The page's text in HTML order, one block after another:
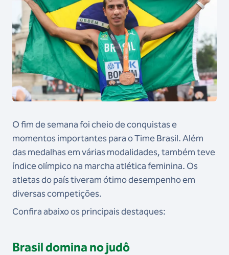
O fim de semana foi cheio de conquistas e
momentos importantes para o Time Brasil. Além
das medalhas em várias modalidades, também teve
índice olímpico na marcha atlética feminina. Os
atletas do país tiveram ótimo desempenho em
diversas competições.
Confira abaixo os principais destaques:
Brasil domina no judô